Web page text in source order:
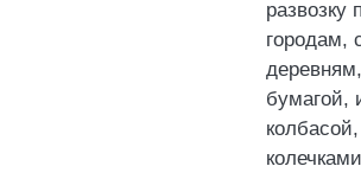
городам,
бумагой,